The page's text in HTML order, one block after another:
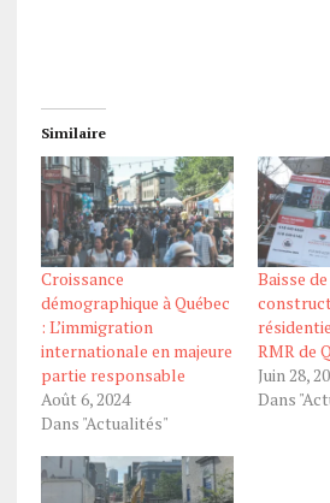
Similaire
Croissance
démographique à Québec
: L’immigration
internationale en majeure
partie responsable
Août 6, 2024
Dans "Actualités"
Baisse
RMR de
Juin 28,
Dans